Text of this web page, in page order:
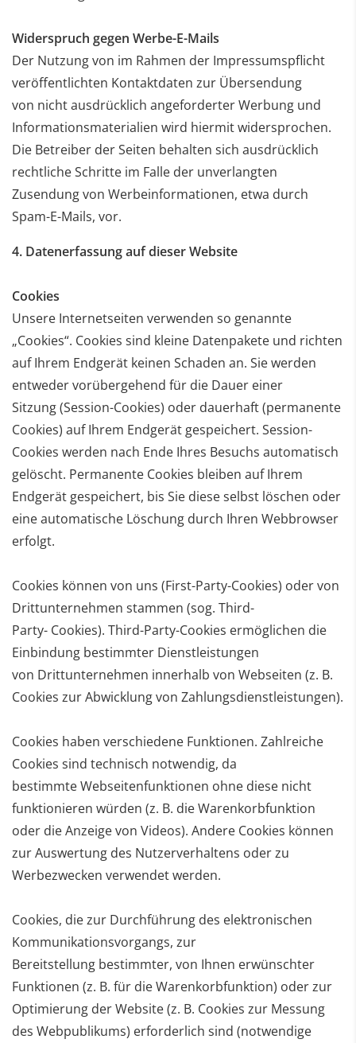
Widerspruch gegen Werbe-E-Mails
Der Nutzung von im Rahmen der Impressumspflicht
veröffentlichten Kontaktdaten zur Übersendung
von nicht ausdrücklich angeforderter Werbung und
Informationsmaterialien wird hiermit widersprochen.
Die Betreiber der Seiten behalten sich ausdrücklich
rechtliche Schritte im Falle der unverlangten
Zusendung von Werbeinformationen, etwa durch
Spam-E-Mails, vor.
4. Datenerfassung auf dieser Website
Cookies
Unsere Internetseiten verwenden so genannte
„Cookies“. Cookies sind kleine Datenpakete und richten
aufIhrem Endgerät keinen Schaden an. Sie werden
entweder vorübergehend für die Dauer einer
Sitzung(Session-Cookies) oder dauerhaft (permanente
Cookies) auf Ihrem Endgerät gespeichert. Session-
Cookies werden nach Ende Ihres Besuchs automatisch
gelöscht. Permanente Cookies bleiben auf Ihrem
Endgerät gespeichert, bis Sie diese selbst löschen oder
eine automatische Löschung durch Ihren Webbrowser
erfolgt.
Cookies können von uns (First-Party-Cookies) oder von
Drittunternehmen stammen (sog. Third-
Party- Cookies). Third-Party-Cookies ermöglichen die
Einbindung bestimmter Dienstleistungen
von Drittunternehmen innerhalb von Webseiten (z. B.
Cookies zur Abwicklung von Zahlungsdienstleistungen).
Cookies haben verschiedene Funktionen. Zahlreiche
Cookies sind technisch notwendig, da
bestimmteWebseitenfunktionen ohne diese nicht
funktionieren würden (z. B. die Warenkorbfunktion
oder die Anzeigevon Videos). Andere Cookies können
zur Auswertung des Nutzerverhaltens oder zu
Werbezwecken verwendet werden.
Cookies, die zur Durchführung des elektronischen
Kommunikationsvorgangs, zur
Bereitstellung bestimmter, von Ihnen erwünschter
Funktionen (z. B. für die Warenkorbfunktion) oder zur
Optimierung derWebsite (z. B. Cookies zur Messung
des Webpublikums) erforderlich sind (notwendige